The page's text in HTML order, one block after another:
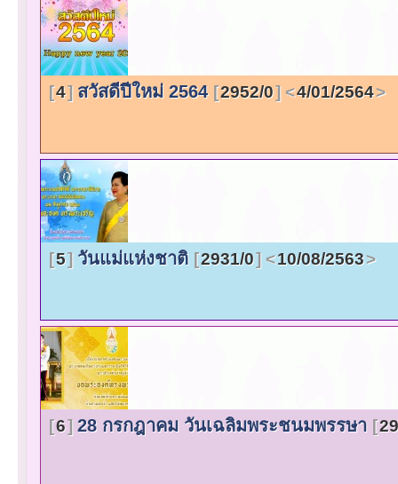
4 สวัสดีปีใหม่ 2564 2952/0 4/01/2564
5 วันแม่แห่งชาติ 2931/0 10/08/2563
6 28 กรกฎาคม วันเฉลิมพระชนมพรรษา